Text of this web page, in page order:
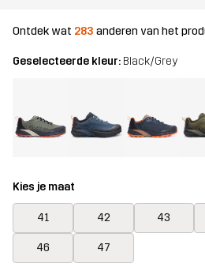
Ontdek wat 283 anderen van het
Geselecteerde kleur: Black/Grey
Kies je maat
41 42 43
46 47